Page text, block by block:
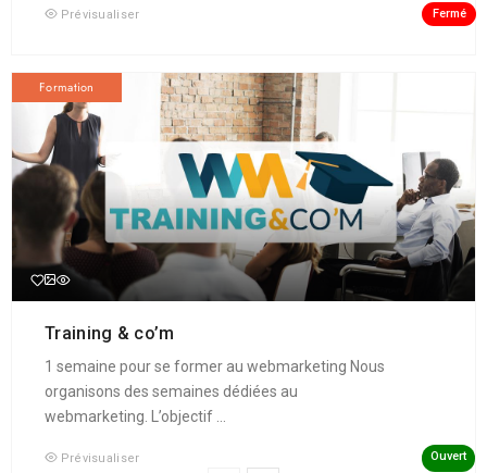
Prévisualiser Fermé
Formation
Training & co’m
1 semaine pour se former au webmarketing Nous
organisons des semaines dédiées au
webmarketing. L’objectif ...
Prévisualiser Ouvert